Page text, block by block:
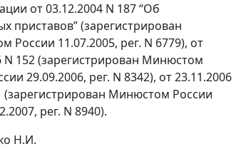
от 03.12.2004 N 187 “Об
(зарегистрирован
России 11.07.2005, рег. N 6779), от
N 152 (зарегистрирован Минюстом
29.09.2006, рег. N 8342), от 23.11.2006
(зарегистрирован Минюстом России
рег. N 8940).
Н.И.